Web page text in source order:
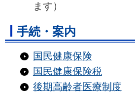
ます）
手続・案内
国民健康保険
国民健康保険税
後期高齢者医療制度